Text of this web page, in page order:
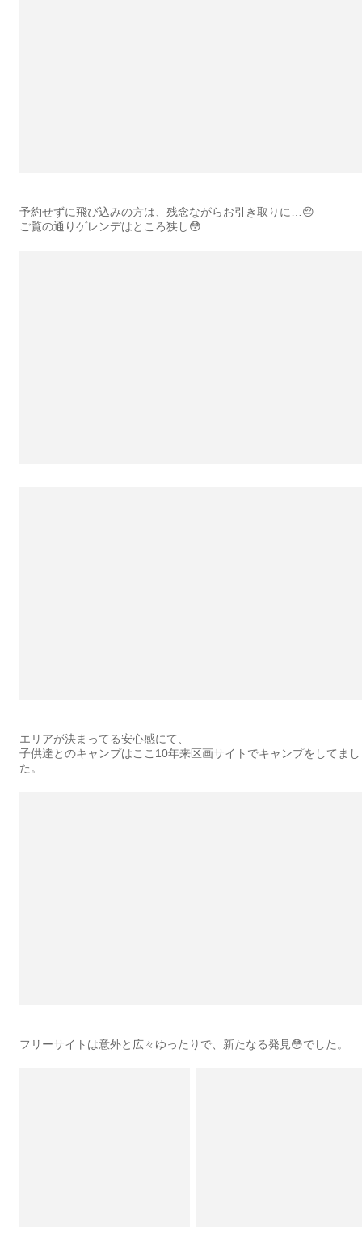
予約せずに飛び込みの方は、残念ながらお引き取りに…😔
ご覧の通りゲレンデはところ狭し😳
エリアが決まってる安心感にて、
子供達とのキャンプはここ10年来区画サイトでキャンプをしてまし
た。
フリーサイトは意外と広々ゆったりで、新たなる発見😳でした。